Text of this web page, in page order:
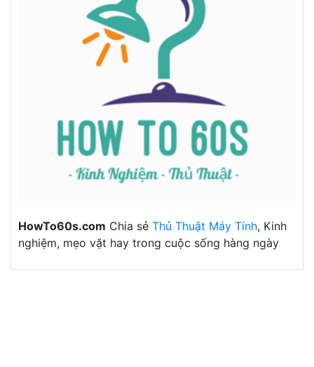
HowTo60s.com Chia sẻ Thủ Thuật Máy Tính, Kinh
nghiệm, mẹo vặt hay trong cuộc sống hàng ngày